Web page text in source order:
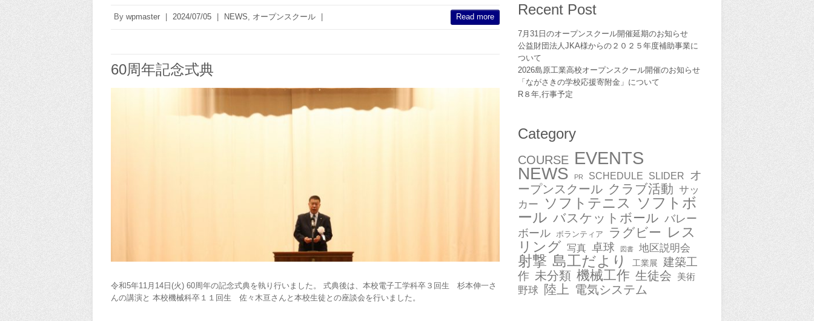
By wpmaster 2024/07/05 NEWS, オープンスクール Read more
60周年記念式典
令和5年11月14日(火) 60周年の記念式典を執り行いました。 式典後は、本校電子工学科卒３回生 杉本伸一さ
んの講演と 本校機械科卒１１回生 佐々木亘さんと本校生徒との座談会を行いました。
Recent Post
7月31日のオープンスクール開催延期のお知らせ
公益財団法人JKA様からの２０２５年度補助事業に
ついて
2026島原工業高校オープンスクール開催のお知らせ
「ながさきの学校応援寄附金」について
R８年,行事予定
Category
COURSE EVENTS
NEWS PR SCHEDULE SLIDER
オ
ープンスクール クラブ活動 サッ
カー
ソフトテニス
ソフトボ
ール バスケットボール バレー
ボール
ボランティア ラグビー
レス
リング 写真 卓球 図書 地区説明会
射撃 島工だより 工業展
建築工
作 未分類 機械工作 生徒会 美術
野球 陸上 電気システム